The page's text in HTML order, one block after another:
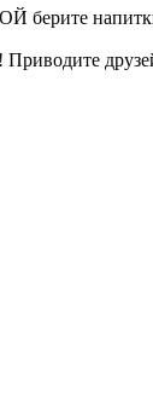
напитки и
Приводите